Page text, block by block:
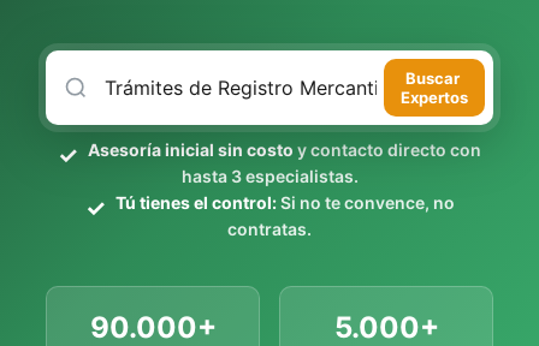
Buscar
Expertos
Asesoría inicial sin costo y contacto directo con
hasta 3 especialistas.
Tú tienes el control:Si no te convence, no
contratas.
90.000+ 5.000+